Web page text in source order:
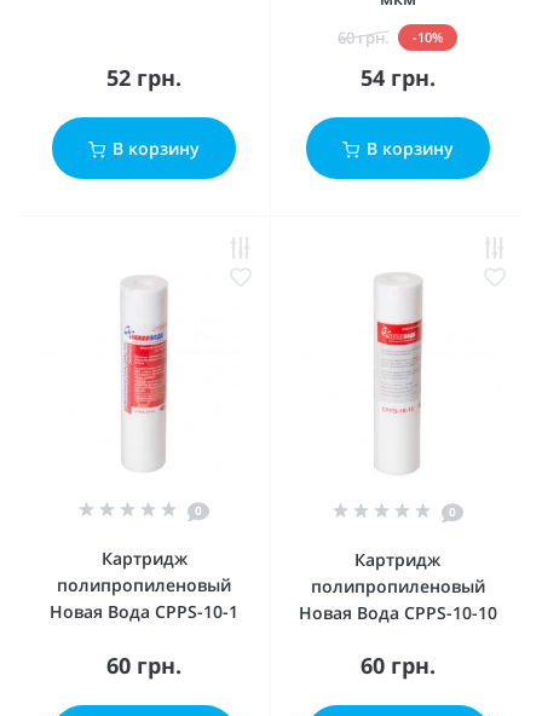
52 грн.
В корзину
60 грн. -10%
54 грн.
В корзину
0
Картридж
полипропиленовый
Новая Вода CPPS-10-1
60 грн.
0
Картридж
полипропиленовый
Новая Вода CPPS-10-10
60 грн.